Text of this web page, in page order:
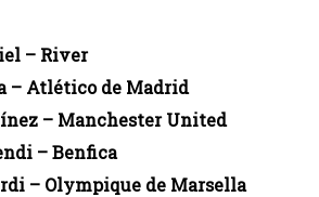
– River
– Atlético de Madrid
– Manchester United
– Benfica
– Olympique de Marsella